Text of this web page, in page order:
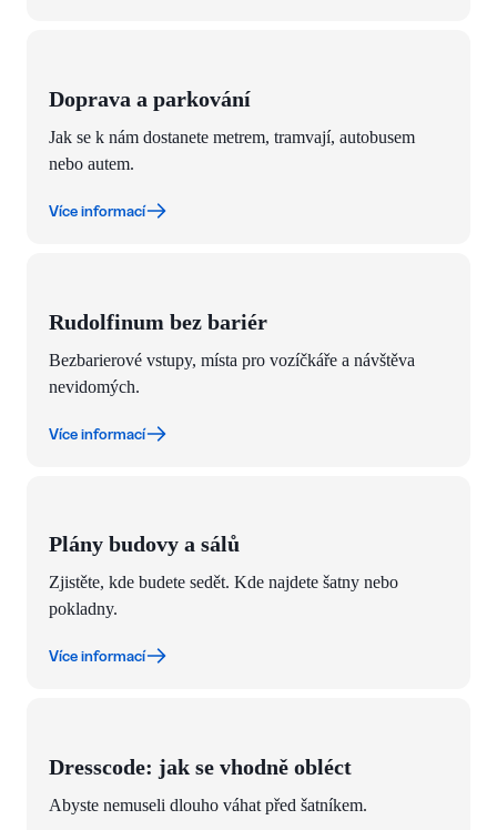
Doprava a parkování
Jak se k nám dostanete metrem, tramvají, autobusem
nebo autem.
Více informací
Rudolfinum bez bariér
Bezbarierové vstupy, místa pro vozíčkáře a návštěva
nevidomých.
Více informací
Plány budovy a sálů
Zjistěte, kde budete sedět. Kde najdete šatny nebo
pokladny.
Více informací
Dresscode: jak se vhodně obléct
Abyste nemuseli dlouho váhat před šatníkem.